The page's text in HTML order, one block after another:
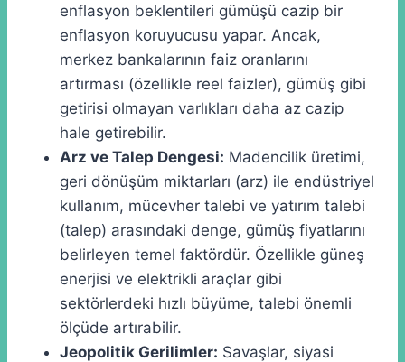
enflasyon beklentileri gümüşü cazip bir
enflasyon koruyucusu yapar. Ancak,
merkez bankalarının faiz oranlarını
artırması (özellikle reel faizler), gümüş gibi
getirisi olmayan varlıkları daha az cazip
hale getirebilir.
Arz ve Talep Dengesi: Madencilik üretimi,
geri dönüşüm miktarları (arz) ile endüstriyel
kullanım, mücevher talebi ve yatırım talebi
(talep) arasındaki denge, gümüş fiyatlarını
belirleyen temel faktördür. Özellikle güneş
enerjisi ve elektrikli araçlar gibi
sektörlerdeki hızlı büyüme, talebi önemli
ölçüde artırabilir.
Jeopolitik Gerilimler: Savaşlar, siyasi